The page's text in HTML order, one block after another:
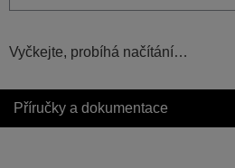
Vyčkejte, probíhá načítání…
Příručky a dokumentace